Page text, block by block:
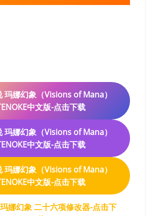
玛娜幻象（Visions of Mana）
中文版-点击下载
玛娜幻象（Visions of Mana）
中文版-点击下载
玛娜幻象（Visions of Mana）
中文版-点击下载
娜幻象 二十六项修改器-点击下